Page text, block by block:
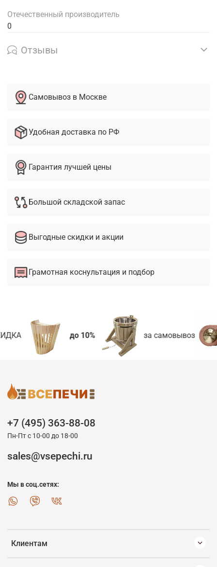
Отечественный производитель
0
Отзывы
Самовывоз в Москве
Удобная доставка по РФ
Гарантия лучшей цены
Большой складской запас
Выгодные скидки и акции
Грамотная коснультация и подбор
до 10% за самовывоз
Клиентам
+7 (495) 363-88-08
Пн-Пт с 10-00 до 18-00
sales@vsepechi.ru
Мы в соц.сетях: